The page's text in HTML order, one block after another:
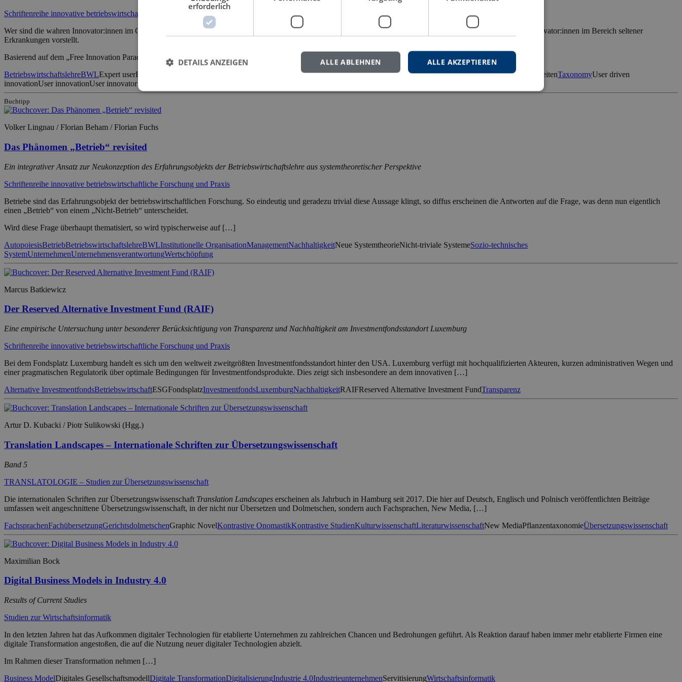
Schriftenreihe innovative betriebswirtschaftliche Forschung und Praxis
Wer sind die wahren Innovator:innen im Gesundheitswesen? Diese Frage steht im Zentrum dieser Doktorarbeit, das eine empirisch validierte Taxonomie von Nutzerinnovator:innen im Bereich seltener
Erkrankungen vorstellt.
Basierend auf dem „Free Innovation Paradigm“ von Eric von Hippel und der Nutzer-Typologie von Hienerth und Lettl, […]
BetriebswirtschaftslehreBWLExpert userFree Innovation InnovationsmanagementLead userNutzerinnovationRare diseasesSeltene KrankheitenTaxonomyUser driven
innovationUser innovationUser innovator
Buchtipp
Volker Lingnau / Florian Beham / Florian Fuchs
Das Phänomen „Betrieb“ revisited
Ein integrativer Ansatz zur Neukonzeption des Erfahrungsobjekts der Betriebswirtschaftslehre aus systemtheoretischer Perspektive
Schriftenreihe innovative betriebswirtschaftliche Forschung und Praxis
Betriebe sind das Erfahrungsobjekt der betriebswirtschaftlichen Forschung. So eindeutig und geradezu trivial diese Aussage klingt, so diffus erscheinen die Antworten auf die Frage, was denn nun eigentlich
einen „Betrieb“ von einem „Nicht-Betrieb“ unterscheidet.
Wird diese Frage überhaupt thematisiert, so wird typischerweise auf […]
AutopoiesisBetriebBetriebswirtschaftslehreBWLInstitutionelle OrganisationManagementNachhaltigkeitNeue SystemtheorieNicht-triviale SystemeSozio-technisches
SystemUnternehmenUnternehmensverantwortungWertschöpfung
Marcus Batkiewicz
Der Reserved Alternative Investment Fund (RAIF)
Eine empirische Untersuchung unter besonderer Berücksichtigung von Transparenz und Nachhaltigkeit am Investmentfondsstandort Luxemburg
Schriftenreihe innovative betriebswirtschaftliche Forschung und Praxis
Bei dem Fondsplatz Luxemburg handelt es sich um den weltweit zweitgrößten Investmentfondsstandort hinter den USA. Luxemburg verfügt mit hochqualifizierten Akteuren, kurzen administrativen Wegen und
einer pragmatischen Regulatorik über optimale Bedingungen für Investmentfondsprodukte. Dies zeigt sich insbesondere an dem innovativen […]
Alternative InvestmentfondsBetriebswirtschaftESGFondsplatzInvestmentfondsLuxemburgNachhaltigkeitRAIFReserved Alternative Investment FundTransparenz
Artur D. Kubacki / Piotr Sulikowski (Hgg.)
Translation Landscapes – Internationale Schriften zur Übersetzungswissenschaft
Band 5
TRANSLATOLOGIE – Studien zur Übersetzungswissenschaft
Die internationalen Schriften zur Übersetzungswissenschaft Translation Landscapes erscheinen als Jahrbuch in Hamburg seit 2017. Die hier auf Deutsch, Englisch und Polnisch veröffentlichten Beiträge
umfassen weit angeschnittene Übersetzungswissenschaft, in der nicht nur Übersetzen und Dolmetschen, sondern auch Fachsprachen, New Media, […]
FachsprachenFachübersetzungGerichtsdolmetschenGraphic NovelKontrastive OnomastikKontrastive StudienKulturwissenschaftLiteraturwissenschaftNew MediaPflanzentaxonomieÜbersetzungswissenschaft
Maximilian Bock
Digital Business Models in Industry 4.0
Results of Current Studies
Studien zur Wirtschaftsinformatik
In den letzten Jahren hat das Aufkommen digitaler Technologien für etablierte Unternehmen zu zahlreichen Chancen und Bedrohungen geführt. Als Reaktion darauf haben immer mehr etablierte Firmen eine
digitale Transformation angestoßen, die auf die Nutzung neuer digitaler Technologien abzielt.
Im Rahmen dieser Transformation nehmen […]
Business ModelDigitales GesellschaftsmodellDigitale TransformationDigitalisierungIndustrie 4.0IndustrieunternehmenServitisierungWirtschaftsinformatik
erforderlich
ALLE AKZEPTIEREN
ALLE ABLEHNEN
DETAILS ANZEIGEN